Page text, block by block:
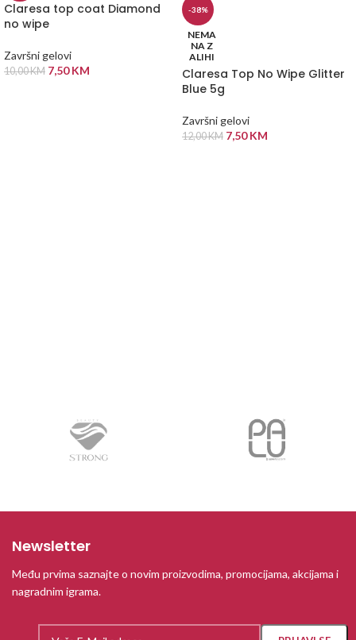
Claresa top coat Diamond
no wipe
Završni gelovi
10,00KM 7,50KM
-38%
NEMA
NA Z
ALIHI
Claresa Top No Wipe Glitter
Blue 5g
Završni gelovi
12,00KM 7,50KM
Newsletter
Među prvima saznajte o novim proizvodima, promocijama, akcijama i
nagradnim igrama.